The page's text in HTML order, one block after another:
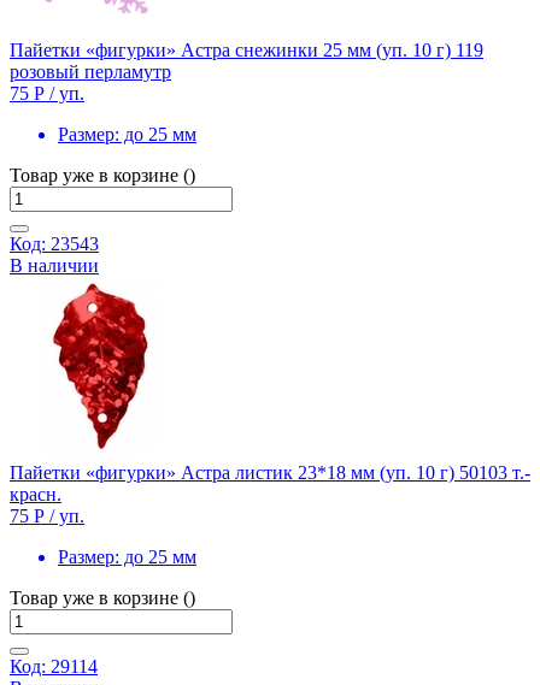
Пайетки «фигурки» Астра снежинки 25 мм (уп. 10 г) 119
розовый перламутр
75 Р / уп.
Размер: до 25 мм
Товар уже в корзине ()
Код: 23543
В наличии
Пайетки «фигурки» Астра листик 23*18 мм (уп. 10 г) 50103 т.-
красн.
75 Р / уп.
Размер: до 25 мм
Товар уже в корзине ()
Код: 29114